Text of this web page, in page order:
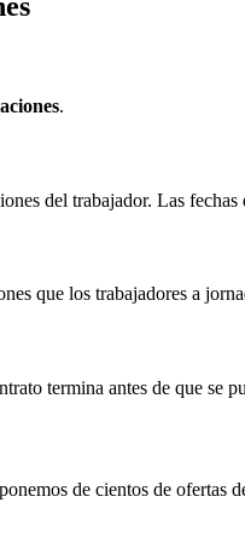
.
del trabajador. Las fechas
que los trabajadores a
termina antes de que se
de cientos de ofertas